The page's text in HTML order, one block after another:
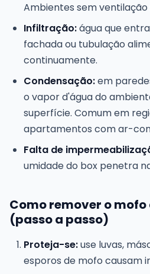
Ambientes sem ventilação
Infiltração:água que
fachada ou tubulação
continuamente.
Condensação:em
o vapor d'água do
superfície. Comum em
apartamentos com ar-
Falta de
umidade do box penetra
Como remover o
(passo a passo)
Proteja-se:use luvas,
esporos de mofo causam